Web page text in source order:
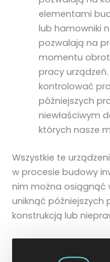
elementami
lub hamowniki
pozwalają na
momentu
pracy
kontrolować
późniejszych
niewłaściwym
których nasze
Wszystkie te
w procesie budowy
nim można osiągnąć
uniknąć późniejszych
konstrukcją lub